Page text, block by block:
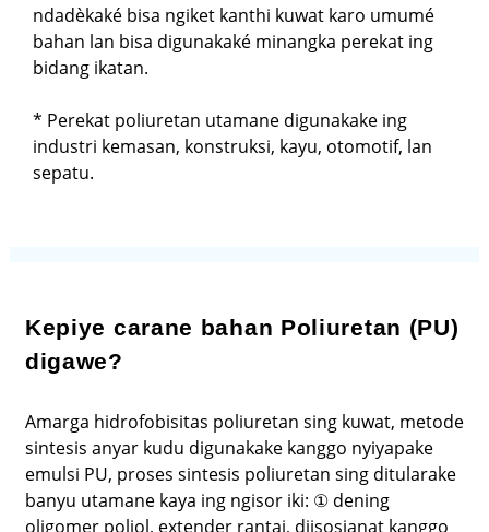
ndadèkaké bisa ngiket kanthi kuwat karo umumé
bahan lan bisa digunakaké minangka perekat ing
bidang ikatan.
* Perekat poliuretan utamane digunakake ing
industri kemasan, konstruksi, kayu, otomotif, lan
sepatu.
Kepiye carane bahan Poliuretan (PU)
digawe?
Amarga hidrofobisitas poliuretan sing kuwat, metode
sintesis anyar kudu digunakake kanggo nyiyapake
emulsi PU, proses sintesis poliuretan sing ditularake
banyu utamane kaya ing ngisor iki: ① dening
oligomer poliol, extender rantai, diisosianat kanggo